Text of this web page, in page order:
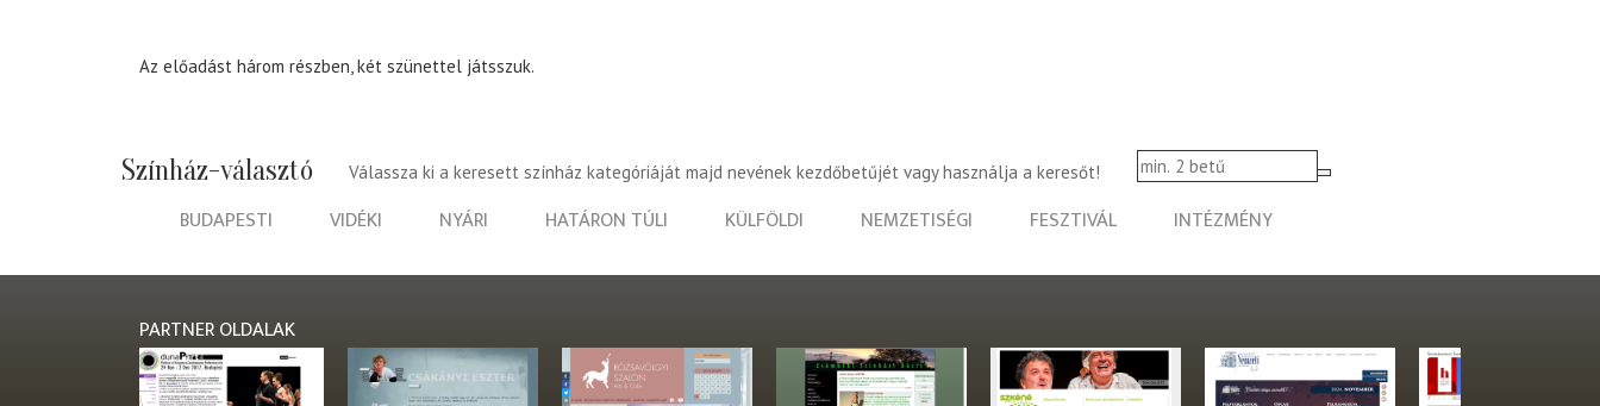
Az előadást három részben, két szünettel játsszuk.
Színház-választó Válassza ki a keresett színház kategóriáját majd nevének kezdőbetűjét vagy használja a keresőt!
BUDAPESTI VIDÉKI NYÁRI HATÁRON TÚLI KÜLFÖLDI NEMZETISÉGI FESZTIVÁL INTÉZMÉNY
PARTNER OLDALAK